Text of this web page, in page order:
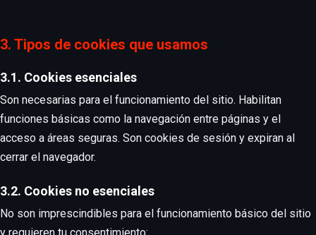
3. Tipos de cookies que usamos
3.1. Cookies esenciales
Son necesarias para el funcionamiento del sitio. Habilitan
funciones básicas como la navegación entre páginas y el
acceso a áreas seguras. Son cookies de sesión y expiran al
cerrar el navegador.
3.2. Cookies no esenciales
No son imprescindibles para el funcionamiento básico del sitio